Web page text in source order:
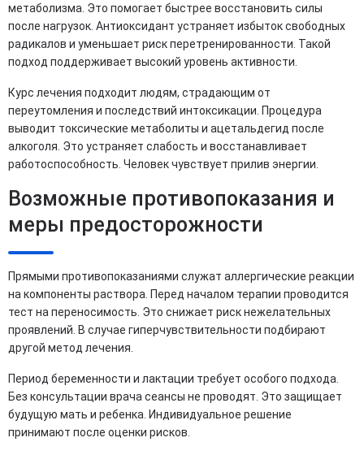
метаболизма. Это помогает быстрее восстановить силы
после нагрузок. Антиоксидант устраняет избыток свободных
радикалов и уменьшает риск перетренированности. Такой
подход поддерживает высокий уровень активности.
Курс лечения подходит людям, страдающим от
переутомления и последствий интоксикации. Процедура
выводит токсические метаболиты и ацетальдегид после
алкоголя. Это устраняет слабость и восстанавливает
работоспособность. Человек чувствует прилив энергии.
Возможные противопоказания и
меры предосторожности
Прямыми противопоказаниями служат аллергические реакции
на компоненты раствора. Перед началом терапии проводится
тест на переносимость. Это снижает риск нежелательных
проявлений. В случае гиперчувствительности подбирают
другой метод лечения.
Период беременности и лактации требует особого подхода.
Без консультации врача сеансы не проводят. Это защищает
будущую мать и ребенка. Индивидуальное решение
принимают после оценки рисков.